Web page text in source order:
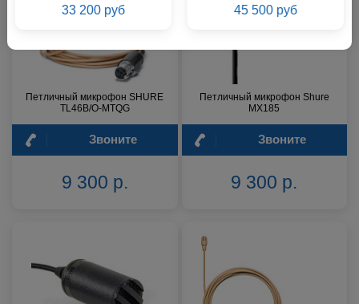
33 200 руб 45 500 руб
Петличный микрофон SHURE
TL46B/O-MTQG
Звоните
9 300 р.
Петличный микрофон Shure
MX185
Звоните
9 300 р.